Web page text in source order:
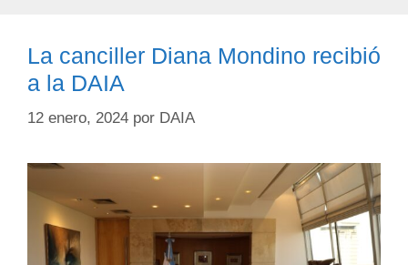
La canciller Diana Mondino recibió
a la DAIA
12 enero, 2024 por DAIA